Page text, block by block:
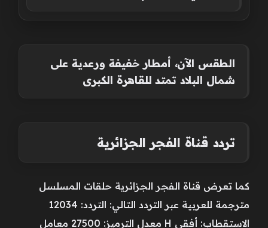
الطقس الآن، أمطار خفيفة ورعدية على
شمال البلاد تمتد للقاهرة الكبرى
تردد قناة الفجر الجزائرية
كما تعرض قناة الفجر الجزائرية حلقات المسلسل
مترجمة للعربية عبر التردد التالي: التردد: 12034
الاستقطاب: أفقي H معدل الترميز: 27500 معامل